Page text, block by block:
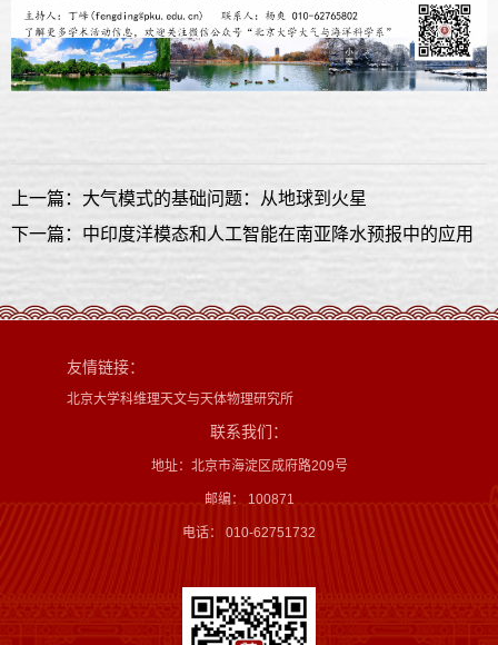
上一篇：大气模式的基础问题：从地球到火星
下一篇：中印度洋模态和人工智能在南亚降水预报中的应用
友情链接：
北京大学科维理天文与天体物理研究所
联系我们：
地址：北京市海淀区成府路209号
邮编： 100871
电话： 010-62751732